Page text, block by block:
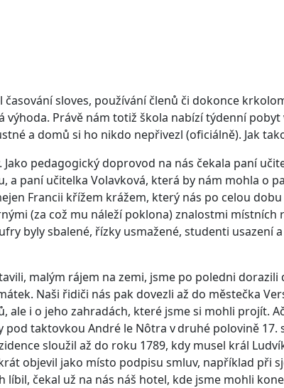
sloves, používání členů či dokonce
Právě nám totiž škola nabízí týdenní pobyt
a domů si ho nikdo nepřivezl (oficiálně). Jak
pedagogický doprovod na nás čekala paní
paní učitelka Volavková, která by nám mohla o
Francii křížem krážem, který nás po celou
(za což mu náleží poklona) znalostmi místních
byly sbalené, řízky usmažené, studenti usazení a
malým rájem na zemi, jsme po poledni dorazili
Naši řidiči nás pak dovezli až do městečka
i o jeho zahradách, které jsme si mohli projít.
taktovkou André le Nôtra v druhé polovině
sloužil až do roku 1789, kdy musel král
objevil jako místo podpisu smluv, například při
čekal už na nás náš hotel, kde jsme mohli